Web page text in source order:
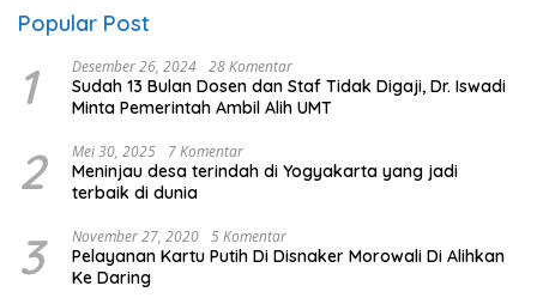
Popular Post
1 Desember 26, 2024 28 Komentar
Sudah 13 Bulan Dosen dan Staf Tidak Digaji, Dr. Iswadi
Minta Pemerintah Ambil Alih UMT
2 Mei 30, 2025 7 Komentar
Meninjau desa terindah di Yogyakarta yang jadi
terbaik di dunia
3 November 27, 2020 5 Komentar
Pelayanan Kartu Putih Di Disnaker Morowali Di Alihkan
Ke Daring